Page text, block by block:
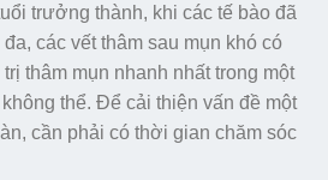
trưởng thành, khi các tế bào đã
các vết thâm sau mụn khó có
thâm mụn nhanh nhất trong một
thể. Để cải thiện vấn đề một
cần phải có thời gian chăm sóc